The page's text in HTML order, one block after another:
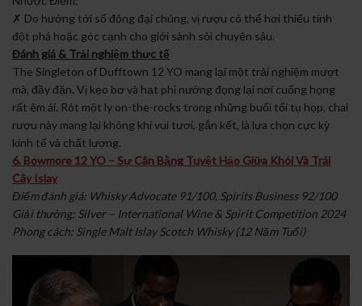
✗ Do hướng tới số đông đại chúng, vị rượu có thể hơi thiếu tính
đột phá hoặc góc cạnh cho giới sành sỏi chuyên sâu.
Đánh giá & Trải nghiệm thực tế
The Singleton of Dufftown 12 YO mang lại một trải nghiệm mượt
mà, đầy đặn. Vị kẹo bơ và hạt phỉ nướng đọng lại nơi cuống họng
rất êm ái. Rót một ly on-the-rocks trong những buổi tối tụ họp, chai
rượu này mang lại không khí vui tươi, gắn kết, là lựa chọn cực kỳ
kinh tế và chất lượng.
6. Bowmore 12 YO – Sự Cân Bằng Tuyệt Hảo Giữa Khói Và Trái
Cây Islay
Điểm đánh giá: Whisky Advocate 91/100, Spirits Business 92/100
Giải thưởng: Silver – International Wine & Spirit Competition 2024
Phong cách: Single Malt Islay Scotch Whisky (12 Năm Tuổi)